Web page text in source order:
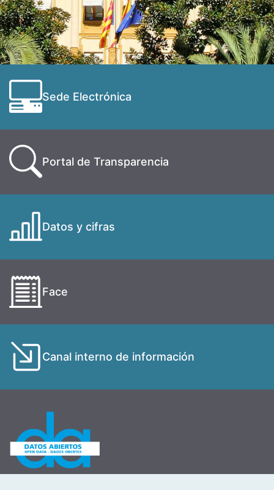
Sede Electrónica
Portal de Transparencia
Datos y cifras
Face
Canal interno de información